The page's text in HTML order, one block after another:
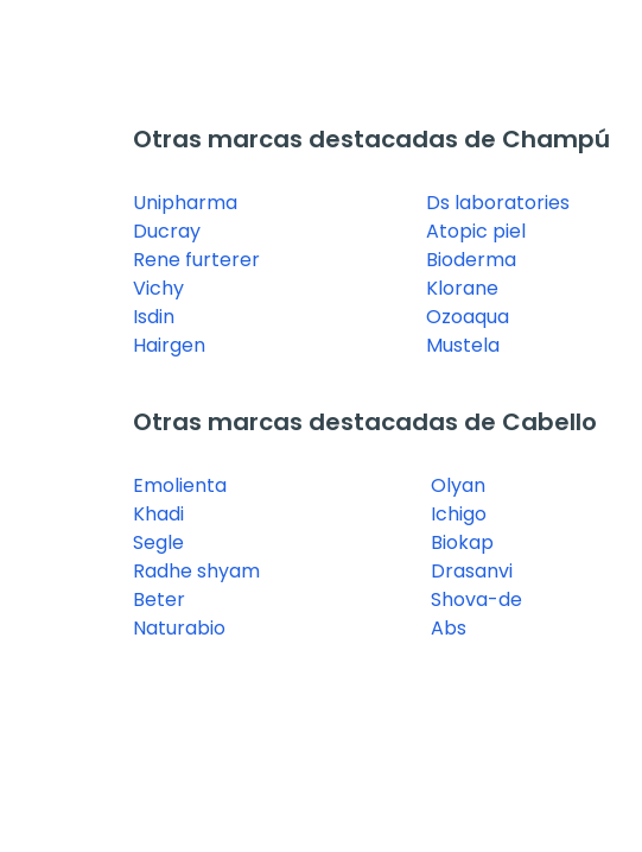
Otras marcas destacadas de Champú
Unipharma
Ducray
Rene furterer
Vichy
Isdin
Hairgen
Ds laboratories
Atopic piel
Bioderma
Klorane
Ozoaqua
Mustela
Otras marcas destacadas de Cabello
Emolienta
Khadi
Segle
Radhe shyam
Beter
Naturabio
Olyan
Ichigo
Biokap
Drasanvi
Shova-de
Abs